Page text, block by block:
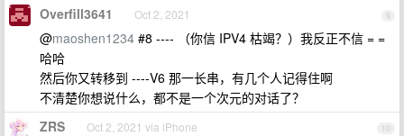
9
Overfill3641 Oct 2, 2021
@maoshen1234 #8 ---- （你信 IPV4 枯竭？）我反正不信 = =
哈哈
然后你又转移到 ----V6 那一长串，有几个人记得住啊
不清楚你想说什么，都不是一个次元的对话了？
10
ZRS Oct 2, 2021 via iPhone